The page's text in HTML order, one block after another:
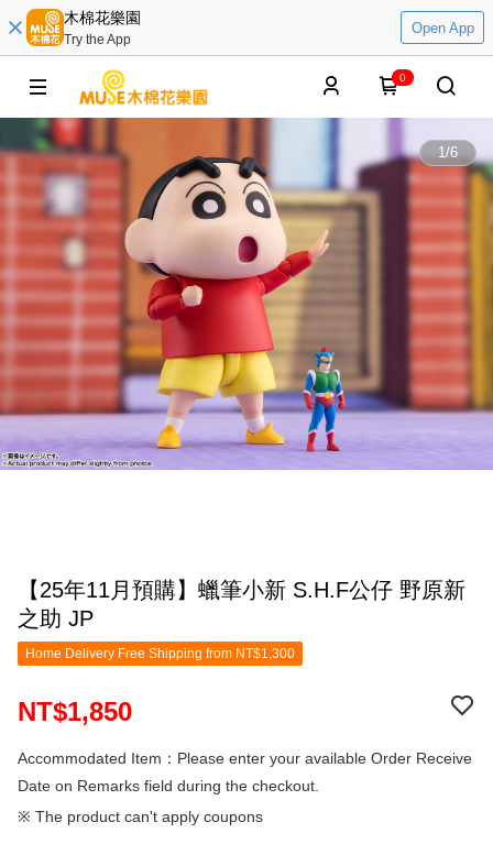
木棉花樂園
Try the App
Open App
0
1/6
【25年11月預購】蠟筆小新 S.H.F公仔 野原新
之助 JP
Home Delivery Free Shipping from NT$1,300
NT$1,850
Accommodated Item：Please enter your available Order Receive
Date on Remarks field during the checkout.
※ The product can't apply coupons